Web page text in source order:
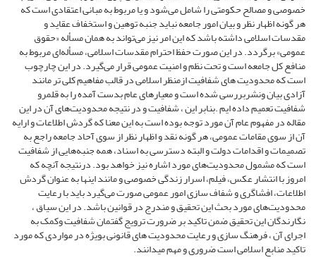
خصوصی و مصالح حکومتی را شامل می‌شود و یا مربوط به مبانی اعتقادی است که
هر گونه اظهار نظر و بیان امور جامعه نباید جنبه توهین و استخفاف عقاید و
مقدسات اسلامی داشته باشد که این امر نیز می‌تواند به همان مسأله «حقوق
عمومی» برگردد. در این صورت حفظ احترام مقدسات اسلامی، مسأله‌ای مربوط به
منافع کل جامعه است و تحت نظم و امنیت عمومی قرار می‌گیرد. در این چارچوب
است که محدودیت های شفافیت ازمنظر اسلامی در قالب مفاهیم کلی تر مانند
آزادی بیان ونشربررسی شده است و معیارهای عام بدست آمده را به قلمرو
شفافیت تعمیم داده ایم .بنابر این ، شفافیت و در نتیجه محدودیت‌های آن در این
مقاله در مفهوم عام آن مورد توجه بوده است به این معنا که گردش اطلاعات و ارایه
آن از سوی مقامات عمومی، هر گونه نقد و اظهار نظر از سوی آحاد جامعه راجع به
تصمیمات و اقدامات دولت و البته دسترسی به اسناد، همه جنبه‌هایی از شفافیت
است که مشمول محدودیت‌های مورد اشاره نیز خواهد بود. درنتیجه آنچه که
امروز با انتشار عکس، فیلم، اسرار زندگی خصوصی و مانند اینها به عنوان گردش
اطلاعات، افشاگری و شفاف سازی امور عمومی صورت می‌گیرد باید با رعایت
محدودیت‌های مورد بحث این تحقیق و مندرج در قوانین باشد. در این سیاق ،
نگارندگان این تحقیق ضمن تاکید بر ضرورت ترویج گفتمان شفافیت وکمک به
اجرای آن ، فرهنگ سازی و رعایت محدودیت های قانونی بویژه در مواردی که مورد
تاکید منابع اسلامی است ضروری و مهم میدانند.